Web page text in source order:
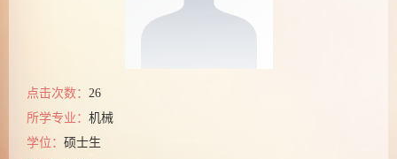
点击次数： 26
所学专业： 机械
学位： 硕士生